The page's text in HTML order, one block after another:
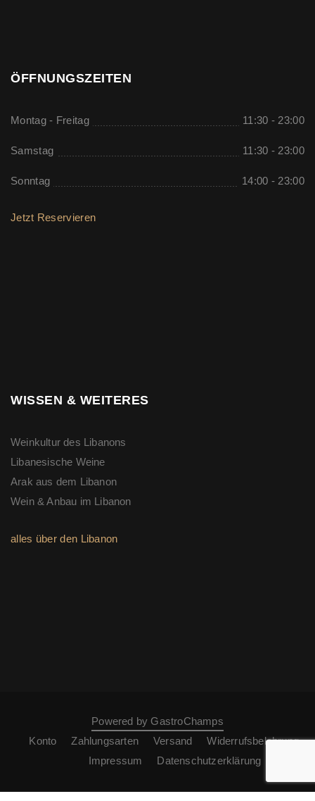
ÖFFNUNGSZEITEN
Montag - Freitag 11:30 - 23:00
Samstag 11:30 - 23:00
Sonntag 14:00 - 23:00
Jetzt Reservieren
WISSEN & WEITERES
Weinkultur des Libanons
Libanesische Weine
Arak aus dem Libanon
Wein & Anbau im Libanon
alles über den Libanon
Powered by GastroChamps
Konto
Zahlungsarten Versand
Widerrufsbelehrung
Impressum
Datenschutzerklärung